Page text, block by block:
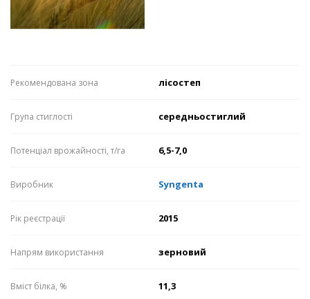
Рекомендована зона лісостеп
Група стиглості середньостиглий
Потенціал врожайності, т/га 6,5-7,0
Виробник Syngenta
Рік реєстрації 2015
Напрям використання зерновий
Вміст білка, % 11,3